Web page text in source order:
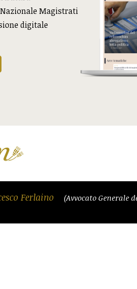
Magistrati
digitale
Ferlaino (Avvocato Generale